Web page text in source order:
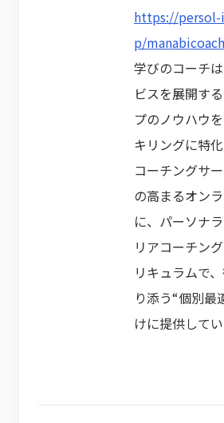
https://
p/
学びのコーチ
ビスを展開す
プのノウハウ
キリングに特
コーチングサ
の高まるオン
に、パーソナ
リアコーチン
リキュラムで
り添う“個別最
けに提供してい